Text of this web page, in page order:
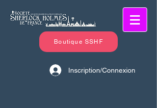
Boutique SSHF
Inscription/Connexion